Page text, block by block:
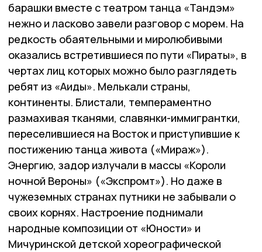
барашки вместе с театром танца «Тандэм»
нежно и ласково завели разговор с морем. На
редкость обаятельными и миролюбивыми
оказались встретившиеся по пути «Пираты», в
чертах лиц которых можно было разглядеть
ребят из «Аиды». Мелькали страны,
континенты. Блистали, темпераментно
размахивая тканями, славянки-иммигрантки,
переселившиеся на Восток и приступившие к
постижению танца живота («Мираж»).
Энергию, задор излучали в массы «Короли
ночной Вероны» («Экспромт»). Но даже в
чужеземных странах путники не забывали о
своих корнях. Настроение поднимали
народные композиции от «Юности» и
Мичуринской детской хореографической